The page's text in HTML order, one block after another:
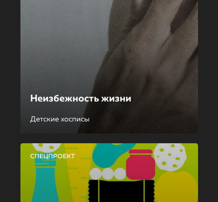
Неизбежность жизни
Детские хосписы
СПЕЦПРОЕКТ